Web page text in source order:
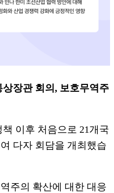
장관 회의, 보호무역주
이후 처음으로 21개국
다자 회담을 개최했습
주의 확산에 대한 대응